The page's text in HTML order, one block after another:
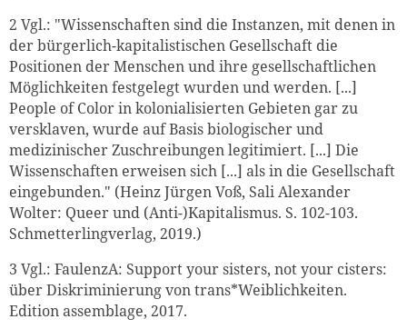
2 Vgl.: "Wissenschaften sind die Instanzen, mit denen in
der bürgerlich-kapitalistischen Gesellschaft die
Positionen der Menschen und ihre gesellschaftlichen
Möglichkeiten festgelegt wurden und werden. [...]
People of Color in kolonialisierten Gebieten gar zu
versklaven, wurde auf Basis biologischer und
medizinischer Zuschreibungen legitimiert. [...] Die
Wissenschaften erweisen sich [...] als in die Gesellschaft
eingebunden." (Heinz Jürgen Voß, Sali Alexander
Wolter: Queer und (Anti-)Kapitalismus. S. 102-103.
Schmetterlingverlag, 2019.)
3 Vgl.: FaulenzA: Support your sisters, not your cisters:
über Diskriminierung von trans*Weiblichkeiten.
Edition assemblage, 2017.